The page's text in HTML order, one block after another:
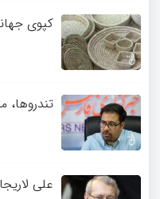
کپوی
تندروها،
علی